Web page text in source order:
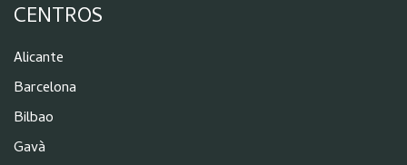
CENTROS
Alicante
Barcelona
Bilbao
Gavà